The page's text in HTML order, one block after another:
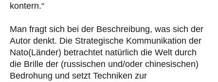
kontern.“
Man fragt sich bei der Beschreibung, was sich der
Autor denkt. Die Strategische Kommunikation der
Nato(Länder) betrachtet natürlich die Welt durch
die Brille der (russischen und/oder chinesischen)
Bedrohung und setzt Techniken zur